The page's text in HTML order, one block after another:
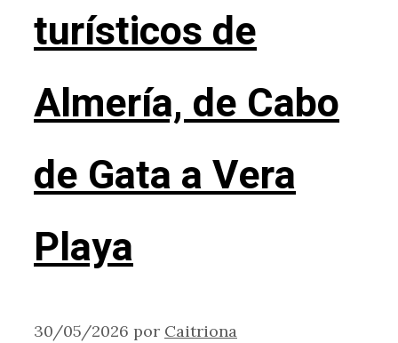
turísticos de
Almería, de Cabo
de Gata a Vera
Playa
30/05/2026 por Caitriona